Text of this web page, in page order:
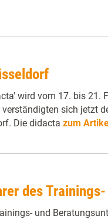
wird vom 17. bis 21.
sich jetzt
Die didacta zum
des
und